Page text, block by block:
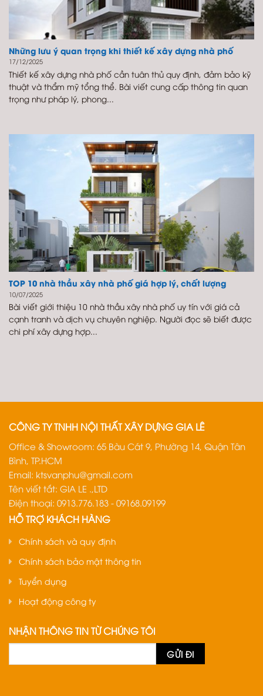
Những lưu ý quan trọng khi thiết kế xây dựng nhà phố
17/12/2025
Thiết kế xây dựng nhà phố cần tuân thủ quy định, đảm bảo kỹ
thuật và thẩm mỹ tổng thể. Bài viết cung cấp thông tin quan
trọng như pháp lý, phong...
TOP 10 nhà thầu xây nhà phố giá hợp lý, chất lượng
10/07/2025
Bài viết giới thiệu 10 nhà thầu xây nhà phố uy tín với giá cả
cạnh tranh và dịch vụ chuyên nghiệp. Người đọc sẽ biết được
chi phí xây dựng hợp...
CÔNG TY TNHH NỘI THẤT XÂY DỰNG GIA LÊ
Office & Showroom: 65 Bàu Cát 9, Phường 14, Quận Tân
Bình, TP.HCM
Email: ktsvanphu@gmail.com
Tên viết tắt: GIA LE .,LTD
Điện thoại: 0913.776.183 - 09168.09199
HỖ TRỢ KHÁCH HÀNG
Chính sách và quy định
Chính sách bảo mật thông tin
Tuyển dụng
Hoạt động công ty
NHẬN THÔNG TIN TỪ CHÚNG TÔI